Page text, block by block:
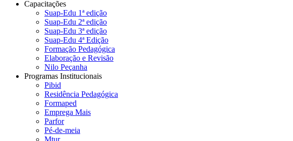
Capacitações
Suap-Edu 1ª edição
Suap-Edu 2ª edição
Suap-Edu 3ª edição
Suap-Edu 4ª Edição
Formação Pedagógica
Elaboração e Revisão
Nilo Peçanha
Programas Institucionais
Pibid
Residência Pedagógica
Formaped
Emprega Mais
Parfor
Pé-de-meia